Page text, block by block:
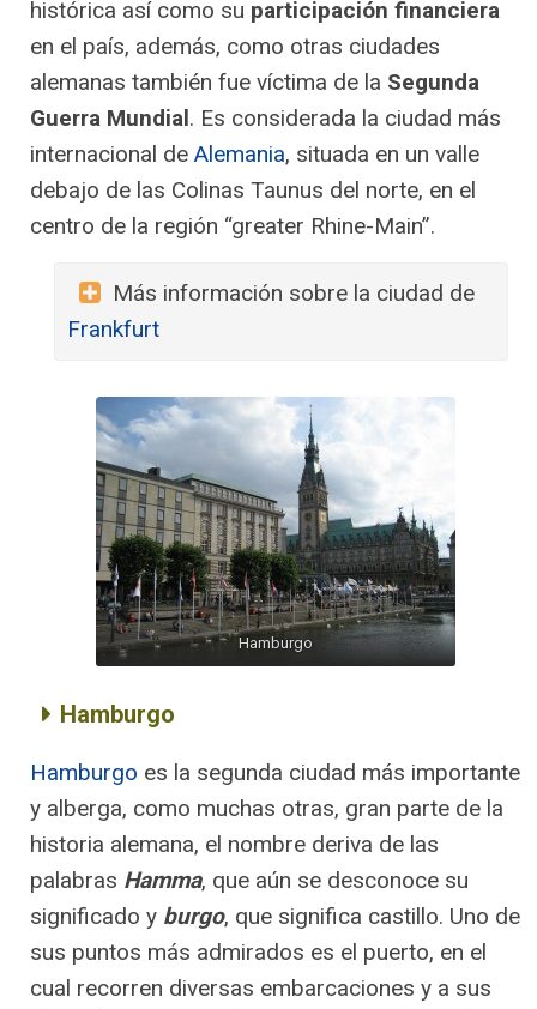
histórica así como su participación financiera
en el país, además, como otras ciudades
alemanas también fue víctima de la Segunda
Guerra Mundial. Es considerada la ciudad más
internacional de Alemania, situada en un valle
debajo de las Colinas Taunus del norte, en el
centro de la región “greater Rhine-Main”.
Más información sobre la ciudad de
Frankfurt
Hamburgo
Hamburgo
Hamburgo es la segunda ciudad más importante
y alberga, como muchas otras, gran parte de la
historia alemana, el nombre deriva de las
palabras Hamma, que aún se desconoce su
significado y burgo, que significa castillo. Uno de
sus puntos más admirados es el puerto, en el
cual recorren diversas embarcaciones y a sus